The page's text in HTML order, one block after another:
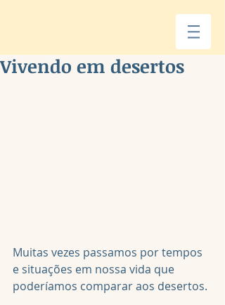
Vivendo em desertos
Muitas vezes passamos por tempos
e situações em nossa vida que
poderíamos comparar aos desertos.